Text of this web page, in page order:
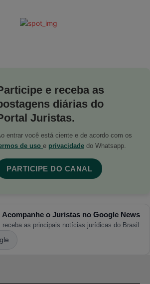
e receba as
diárias do
Juristas.
entrar você está ciente e de acordo com os
de uso e privacidade do Whatsapp.
PARTICIPE DO CANAL
Acompanhe o Juristas no Google News
receba as principais notícias jurídicas do Brasil